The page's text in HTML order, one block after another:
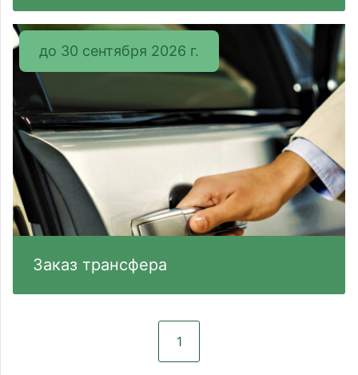
Заказ трансфера
до 30 сентября 2026 г.
1